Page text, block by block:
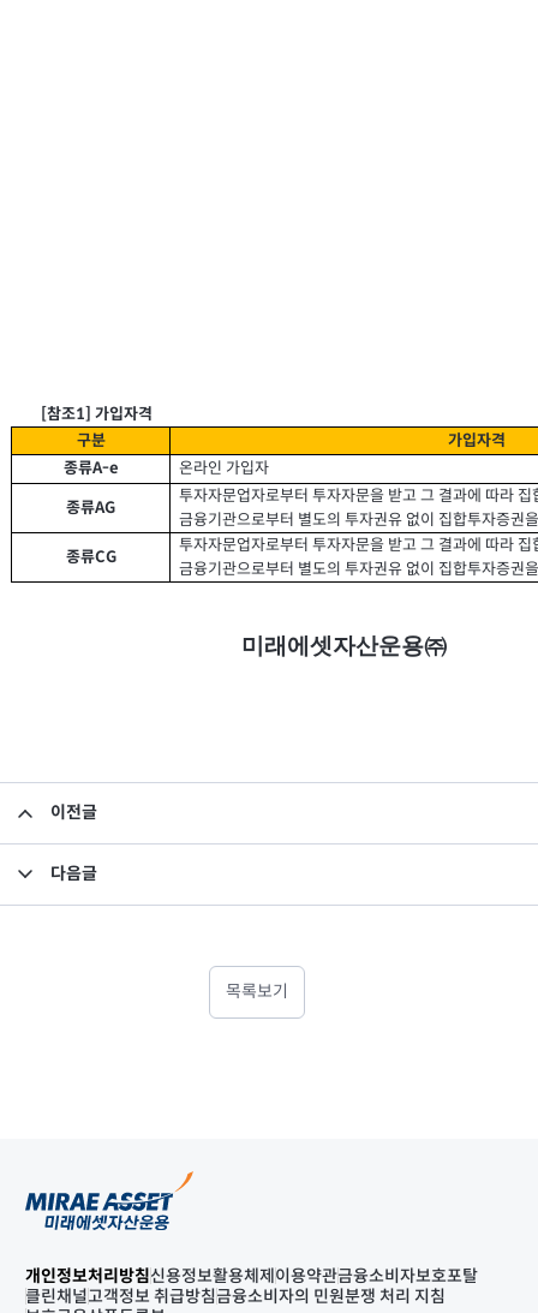
[참조1]가입자격
구분
가입자격
종류A-e 온라인 가입자
종류AG
투자자문업자로부터 투자자문을 받고 그 결과에 따라
금융기관으로부터 별도의 투자권유 없이 집합투자증권
종류CG
투자자문업자로부터 투자자문을 받고 그 결과에 따라
금융기관으로부터 별도의 투자권유 없이 집합투자증권
미래에셋자산운용㈜
이전글
다음글
목록보기
개인정보처리방침신용정보활용체제 이용약관금융소비자보호포탈
클린채널고객정보 취급방침금융소비자의 민원분쟁 처리 지침